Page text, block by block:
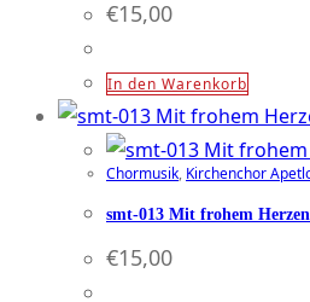
€15,00
In den Warenkorb
Chormusik, Kirchenchor
smt-013 Mit frohem
€15,00